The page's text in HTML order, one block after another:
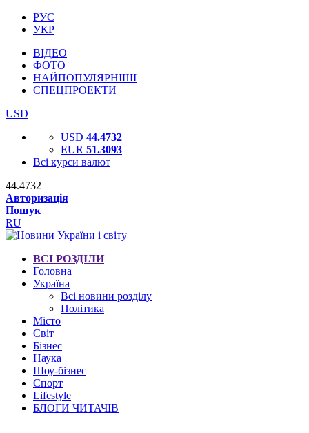
РУС
УКР
ВІДЕО
ФОТО
НАЙПОПУЛЯРНІШІ
СПЕЦПРОЕКТИ
USD
USD 44.4732
EUR 51.3093
Всі курси валют
44.4732
Авторизація
Пошук
RU
ВСІ РОЗДІЛИ
Головна
Україна
Всі новини розділу
Політика
Місто
Світ
Бізнес
Наука
Шоу-бізнес
Спорт
Lifestyle
БЛОГИ ЧИТАЧІВ